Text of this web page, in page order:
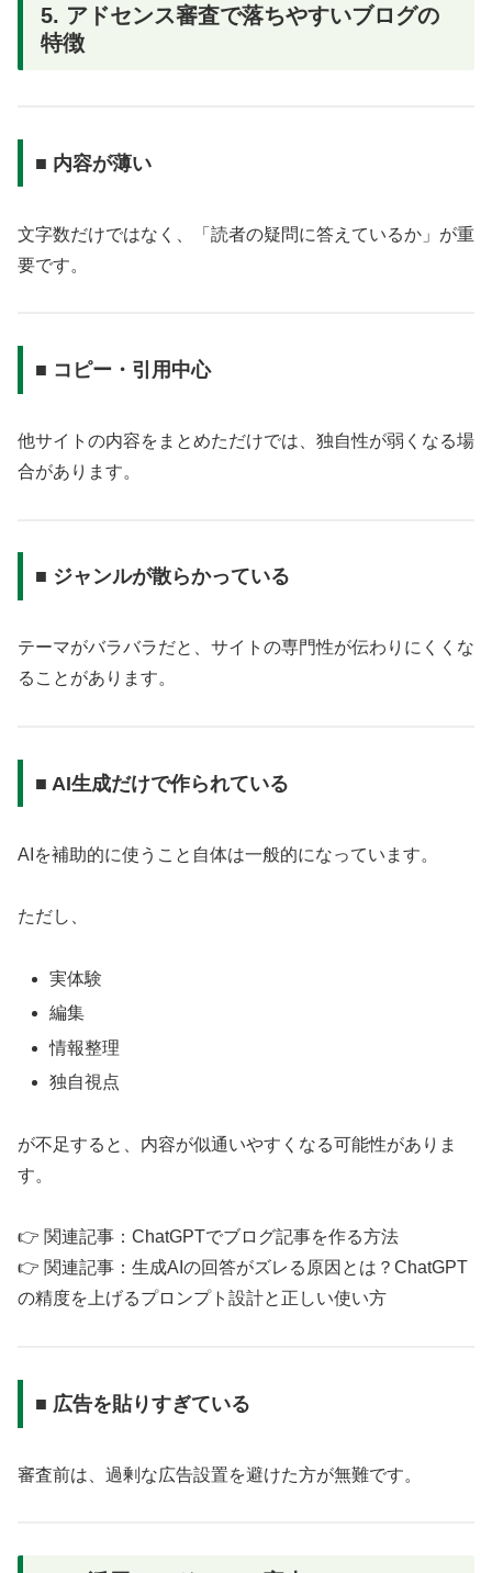
5. アドセンス審査で落ちやすいブログの
特徴
■ 内容が薄い
文字数だけではなく、「読者の疑問に答えているか」が重
要です。
■ コピー・引用中心
他サイトの内容をまとめただけでは、独自性が弱くなる場
合があります。
■ ジャンルが散らかっている
テーマがバラバラだと、サイトの専門性が伝わりにくくな
ることがあります。
■ AI生成だけで作られている
AIを補助的に使うこと自体は一般的になっています。
ただし、
実体験
編集
情報整理
独自視点
が不足すると、内容が似通いやすくなる可能性がありま
す。
👉 関連記事：ChatGPTでブログ記事を作る方法
👉 関連記事：生成AIの回答がズレる原因とは？ChatGPT
の精度を上げるプロンプト設計と正しい使い方
■ 広告を貼りすぎている
審査前は、過剰な広告設置を避けた方が無難です。